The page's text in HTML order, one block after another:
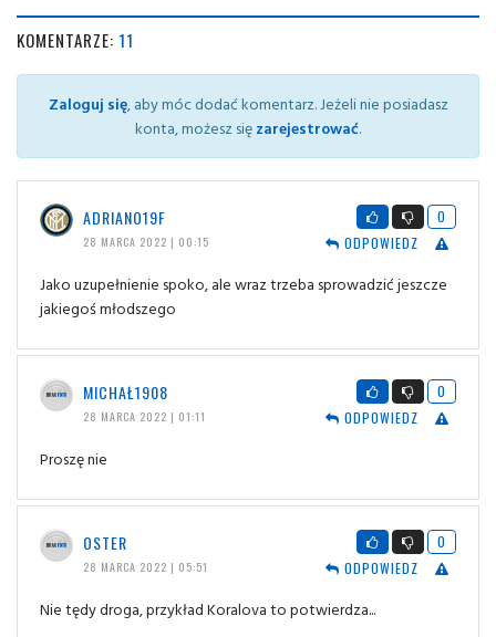
KOMENTARZE: 11
Zaloguj się, aby móc dodać komentarz. Jeżeli nie posiadasz
konta, możesz sięzarejestrować.
ADRIANO19F
28 MARCA 2022 | 00:15
0
ODPOWIEDZ
Jako uzupełnienie spoko, ale wraz trzeba sprowadzić jeszcze
jakiegoś młodszego
MICHAŁ1908
28 MARCA 2022 | 01:11
0
ODPOWIEDZ
Proszę nie
OSTER
28 MARCA 2022 | 05:51
0
ODPOWIEDZ
Nie tędy droga, przykład Koralova to potwierdza...